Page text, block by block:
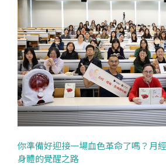
你準備好迎接一場血色革命了嗎？月
身體的覺醒之路